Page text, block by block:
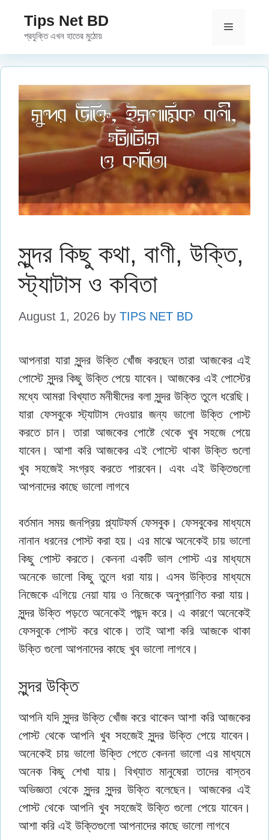
content
Tips Net BD
প্রযুক্তি এখন হাতের মুঠোয়
Menu
সুন্দর কিছু কথা, বাণী, উক্তি,
স্ট্যাটাস ও কবিতা
August 1, 2026 by TIPS NET BD
আপনারা যারা সুন্দর উক্তি খোঁজ করছেন তারা আজকের এই
পোস্টে সুন্দর কিছু উক্তি পেয়ে যাবেন। আজকের এই পোস্টের
মধ্যে আমরা বিখ্যাত মনীষীদের বলা সুন্দর উক্তি তুলে ধরেছি।
যারা ফেসবুকে স্ট্যাটাস দেওয়ার জন্য ভালো উক্তি পোস্ট
করতে চান। তারা আজকের পোষ্টে থেকে খুব সহজে পেয়ে
যাবেন‌। আশা করি আজকের এই পোস্টে থাকা উক্তি গুলো
খুব সহজেই সংগ্রহ করতে পারবেন। এবং এই উক্তিগুলো
আপনাদের কাছে ভালো লাগবে
বর্তমান সময় জনপ্রিয় প্ল্যাটফর্ম ফেসবুক। ফেসবুকের মাধ্যমে
নানান ধরনের পোস্ট করা হয়। এর মাঝে অনেকেই চায় ভালো
কিছু পোস্ট করতে। কেননা একটি ভাল পোস্ট এর মাধ্যমে
অনেকে ভালো কিছু তুলে ধরা যায়। এসব উক্তির মাধ্যমে
নিজেকে এগিয়ে নেয়া যায় ও নিজেকে অনুপ্রাণিত করা যায়।
সুন্দর উক্তি পড়তে অনেকেই পছন্দ করে। এ কারণে অনেকেই
ফেসবুকে পোস্ট করে থাকে। তাই আশা করি আজকে থাকা
উক্তি গুলো আপনাদের কাছে খুব ভালো লাগবে।
সুন্দর উক্তি
আপনি যদি সুন্দর উক্তি খোঁজ করে থাকেন আশা করি আজকের
পোস্ট থেকে আপনি খুব সহজেই সুন্দর উক্তি পেয়ে যাবেন।
অনেকেই চায় ভালো উক্তি পেতে কেননা ভালো এর মাধ্যমে
অনেক কিছু শেখা যায়। বিখ্যাত মানুষেরা তাদের বাস্তব
অভিজ্ঞতা থেকে সুন্দর সুন্দর উক্তি বলেছেন। আজকের এই
পোস্ট থেকে আপনি খুব সহজেই উক্তি গুলো পেয়ে যাবেন।
আশা করি এই উক্তিগুলো আপনাদের কাছে ভালো লাগবে